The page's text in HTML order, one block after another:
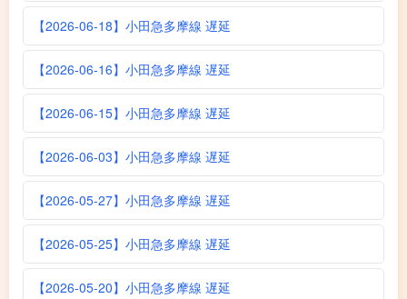
【2026-06-18】小田急多摩線 遅延
【2026-06-16】小田急多摩線 遅延
【2026-06-15】小田急多摩線 遅延
【2026-06-03】小田急多摩線 遅延
【2026-05-27】小田急多摩線 遅延
【2026-05-25】小田急多摩線 遅延
【2026-05-20】小田急多摩線 遅延